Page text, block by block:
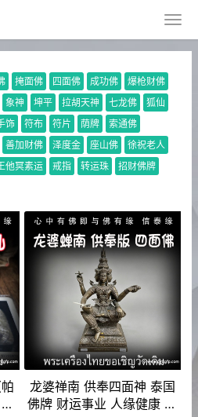
掩面佛 四面佛 成功佛
爆枪财佛
象神 坤平 拉胡天神 七龙佛
狐仙
饰 符布 符片 荫牌
索通佛
善加财佛 泽度金 座山佛
徐祝老人
他冥素运 戒指 转运珠
招财佛牌
龙婆禅南 供奉四面神 泰国
佛牌 财运事业 人缘健康 感